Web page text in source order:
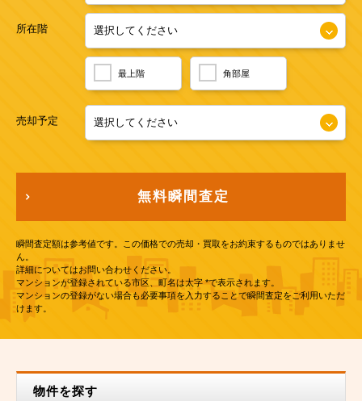
所在階
最上階 角部屋
売却予定
無料瞬間査定
瞬間査定額は参考値です。この価格での売却・買取をお約束するものではありませ
ん。
詳細についてはお問い合わせください。
マンションが登録されている市区、町名は太字 *で表示されます。
マンションの登録がない場合も必要事項を入力することで瞬間査定をご利用いただ
けます。
物件を探す